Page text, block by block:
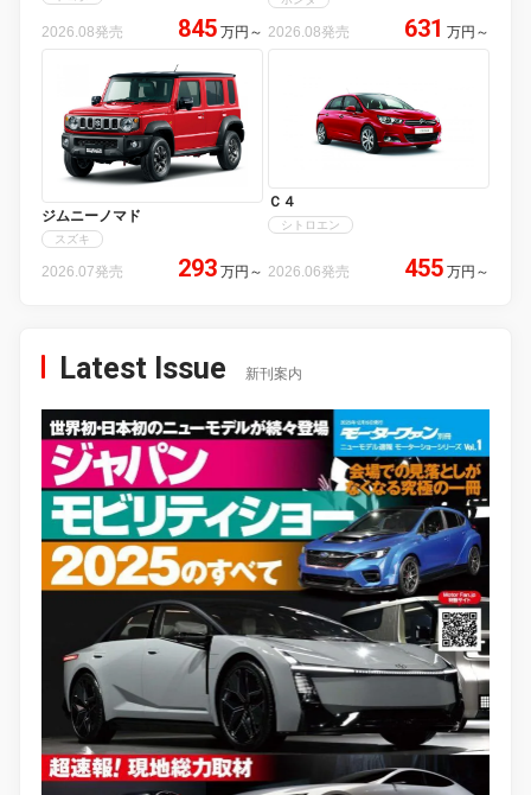
2026.08発売 845 万円 ～ 2026.08発売 631 万円 ～
ジムニーノマド
スズキ
2026.07発売 293 万円 ～
Ｃ４
シトロエン
2026.06発売 455 万円 ～
Latest Issue 新刊案内